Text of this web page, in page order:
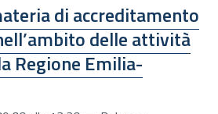
di accreditamento
delle attività
Regione Emilia-